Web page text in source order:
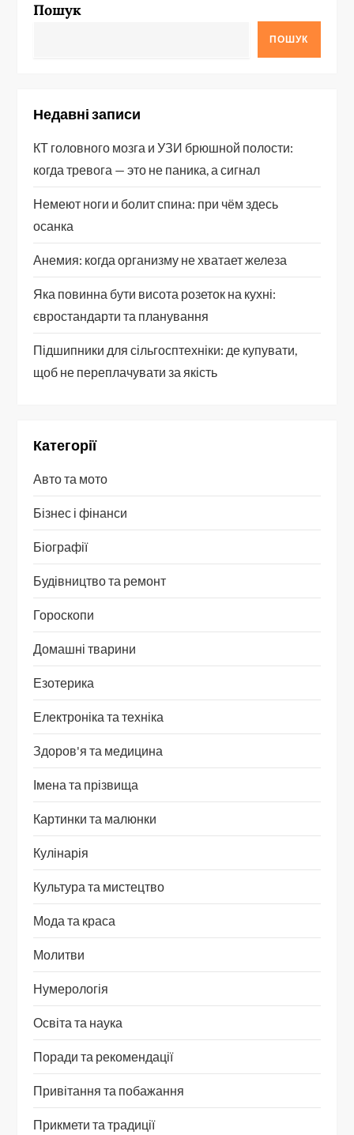
Пошук
ПОШУК
Недавні записи
КТ головного мозга и УЗИ брюшной полости:
когда тревога — это не паника, а сигнал
Немеют ноги и болит спина: при чём здесь
осанка
Анемия: когда организму не хватает железа
Яка повинна бути висота розеток на кухні:
євростандарти та планування
Підшипники для сільгосптехніки: де купувати,
щоб не переплачувати за якість
Категорії
Авто та мото
Бізнес і фінанси
Біографії
Будівництво та ремонт
Гороскопи
Домашні тварини
Езотерика
Електроніка та техніка
Здоров'я та медицина
Імена та прізвища
Картинки та малюнки
Кулінарія
Культура та мистецтво
Мода та краса
Молитви
Нумерологія
Освіта та наука
Поради та рекомендації
Привітання та побажання
Прикмети та традиції